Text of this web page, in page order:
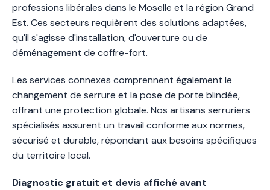
professions libérales dans le Moselle et la région Grand
Est. Ces secteurs requièrent des solutions adaptées,
qu'il s'agisse d'installation, d'ouverture ou de
déménagement de coffre-fort.
Les services connexes comprennent également le
changement de serrure et la pose de porte blindée,
offrant une protection globale. Nos artisans serruriers
spécialisés assurent un travail conforme aux normes,
sécurisé et durable, répondant aux besoins spécifiques
du territoire local.
Diagnostic gratuit et devis affiché avant